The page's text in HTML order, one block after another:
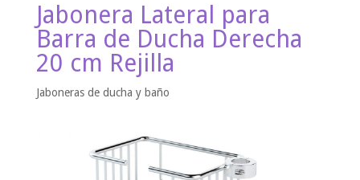
Jabonera Lateral para
Barra de Ducha Derecha
20 cm Rejilla
Jaboneras de ducha y baño